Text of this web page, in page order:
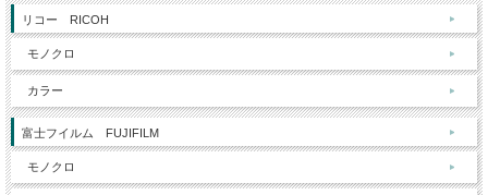
リコー RICOH
モノクロ
カラー
富士フイルム FUJIFILM
モノクロ